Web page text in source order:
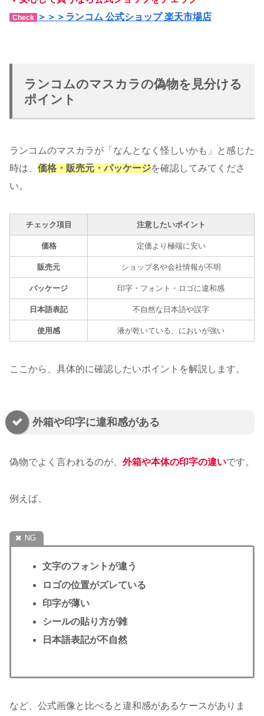
Check ＞＞＞ランコム 公式ショップ 楽天市場店
ランコムのマスカラの偽物を見分ける
ポイント
ランコムのマスカラが「なんとなく怪しいかも」と感じた
時は、 価格・販売元・パッケージを確認してみてくださ
い。
チェック項目 注意したいポイント
価格 定価より極端に安い
販売元 ショップ名や会社情報が不明
パッケージ 印字・フォント・ロゴに違和感
日本語表記 不自然な日本語や誤字
使用感 液が乾いている、においが強い
ここから、具体的に確認したいポイントを解説します。
外箱や印字に違和感がある
偽物でよく言われるのが、 外箱や本体の印字の違いです。
例えば、
文字のフォントが違う
ロゴの位置がズレている
印字が薄い
シールの貼り方が雑
日本語表記が不自然
など、公式画像と比べると違和感があるケースがありま